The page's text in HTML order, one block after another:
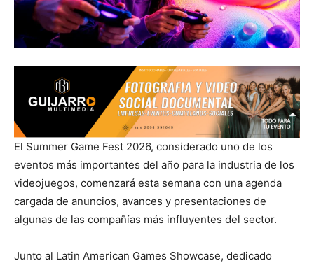
El Summer Game Fest 2026, considerado uno de los
eventos más importantes del año para la industria de los
videojuegos, comenzará esta semana con una agenda
cargada de anuncios, avances y presentaciones de
algunas de las compañías más influyentes del sector.
Junto al Latin American Games Showcase, dedicado